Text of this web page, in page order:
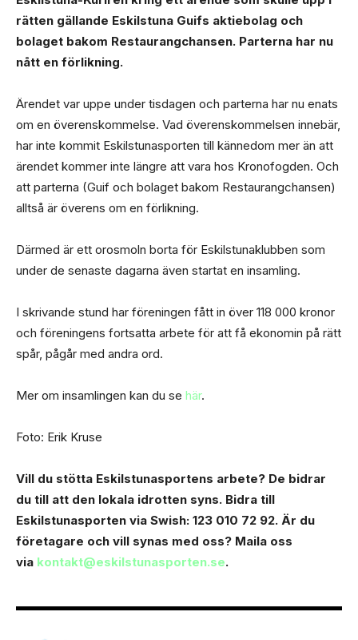
rätten gällande Eskilstuna Guifs aktiebolag och
bolaget bakom Restaurangchansen. Parterna har nu
nått en förlikning.
Ärendet var uppe under tisdagen och parterna har nu enats
om en överenskommelse. Vad överenskommelsen innebär,
har inte kommit Eskilstunasporten till kännedom mer än att
ärendet kommer inte längre att vara hos Kronofogden. Och
att parterna (Guif och bolaget bakom Restaurangchansen)
alltså är överens om en förlikning.
Därmed är ett orosmoln borta för Eskilstunaklubben som
under de senaste dagarna även startat en insamling.
I skrivande stund har föreningen fått in över 118 000 kronor
och föreningens fortsatta arbete för att få ekonomin på rätt
spår, pågår med andra ord.
Mer om insamlingen kan du se här.
Foto: Erik Kruse
Vill du stötta Eskilstunasportens arbete? Dе bidrar
du till att den lokala idrotten syns. Bidra till
Eskilstunasporten via Swish: 123 010 72 92. Är du
företagare och vill synas med oss? Maila oss
via kontakt@eskilstunasporten.se.